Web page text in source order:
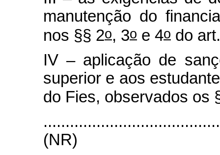
manutenção do
nos §§ 2o, 3o e 4o do
IV – aplicação de
superior e aos
do Fies, observados os
(NR)